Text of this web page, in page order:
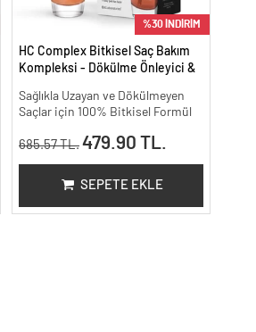
%30 İNDİRİM
HC Complex Bitkisel Saç Bakım
Kompleksi - Dökülme Önleyici &
100 ml
Sağlıkla Uzayan ve Dökülmeyen
Saçlar için 100% Bitkisel Formül
685.57 TL. 479.90 TL.
SEPETE EKLE